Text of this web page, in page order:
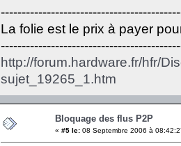
La folie est le prix à payer
http://forum.hardware.fr/hfr/
sujet_19265_1.htm
Bloquage des flus P2P
« #5 le: 08 Septembre 2006 à